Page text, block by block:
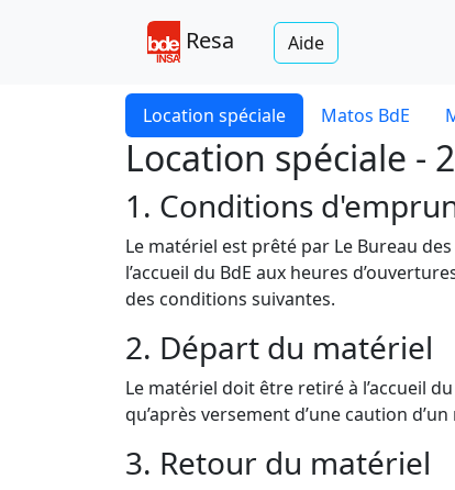
Resa Aide
Location spéciale Matos BdE
Location spéciale -
1. Conditions
Le matériel est prêté par Le Bureau
l’accueil du BdE aux heures
des conditions suivantes.
2. Départ du matériel
Le matériel doit être retiré à l’accueil
qu’après versement d’une caution
3. Retour du matériel